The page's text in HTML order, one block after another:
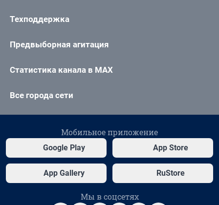
Техподдержка
Предвыборная агитация
Статистика канала в MAX
Все города сети
Мобильное приложение
Google Play App Store
App Gallery RuStore
Мы в соцсетях